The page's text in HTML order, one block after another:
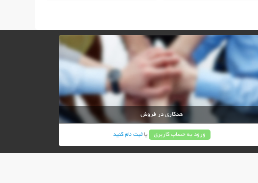
همکاری در فروش
ورود به حساب کاربری یاثبت نام کنید